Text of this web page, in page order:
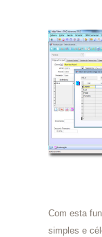
Com esta
simples e